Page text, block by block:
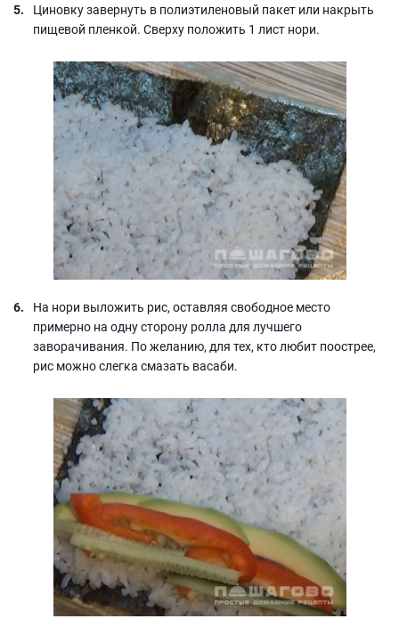
Циновку завернуть в полиэтиленовый пакет или накрыть
пищевой пленкой. Сверху положить 1 лист нори.
На нори выложить рис, оставляя свободное место
примерно на одну сторону ролла для лучшего
заворачивания. По желанию, для тех, кто любит поострее,
рис можно слегка смазать васаби.